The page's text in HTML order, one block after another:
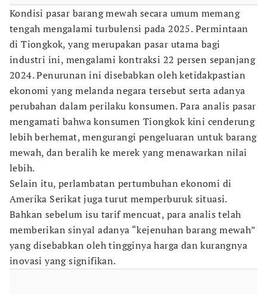
Kondisi pasar barang mewah secara umum memang
tengah mengalami turbulensi pada 2025. Permintaan
di Tiongkok, yang merupakan pasar utama bagi
industri ini, mengalami kontraksi 22 persen sepanjang
2024. Penurunan ini disebabkan oleh ketidakpastian
ekonomi yang melanda negara tersebut serta adanya
perubahan dalam perilaku konsumen. Para analis pasar
mengamati bahwa konsumen Tiongkok kini cenderung
lebih berhemat, mengurangi pengeluaran untuk barang
mewah, dan beralih ke merek yang menawarkan nilai
lebih.
Selain itu, perlambatan pertumbuhan ekonomi di
Amerika Serikat juga turut memperburuk situasi.
Bahkan sebelum isu tarif mencuat, para analis telah
memberikan sinyal adanya “kejenuhan barang mewah”
yang disebabkan oleh tingginya harga dan kurangnya
inovasi yang signifikan.